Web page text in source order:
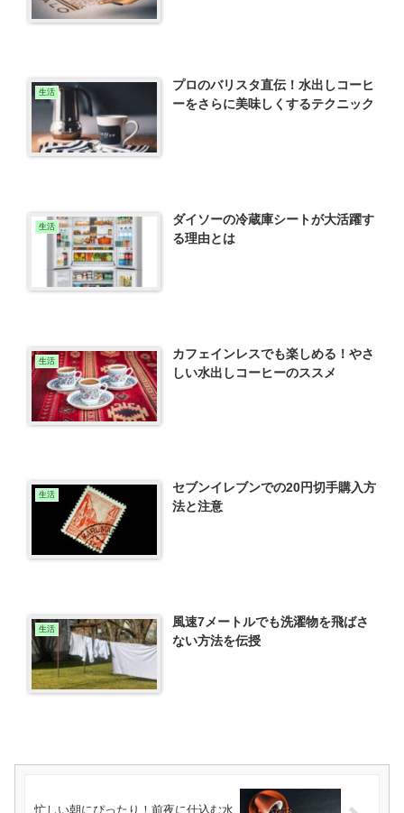
生活
プロのバリスタ直伝！水出しコーヒ
ーをさらに美味しくするテクニック
生活
ダイソーの冷蔵庫シートが大活躍す
る理由とは
生活
カフェインレスでも楽しめる！やさ
しい水出しコーヒーのススメ
生活
セブンイレブンでの20円切手購入方
法と注意
生活
風速7メートルでも洗濯物を飛ばさ
ない方法を伝授
忙しい朝にぴったり！前夜に仕込む水